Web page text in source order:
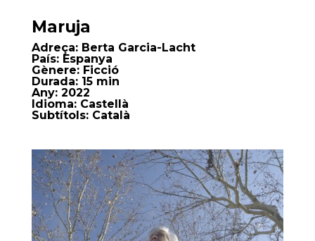
Maruja
Adreça:Berta Garcia-Lacht
País:Espanya
Gènere:Ficció
Durada:15 min
Any:2022
Idioma:Castellà
Subtítols:Català